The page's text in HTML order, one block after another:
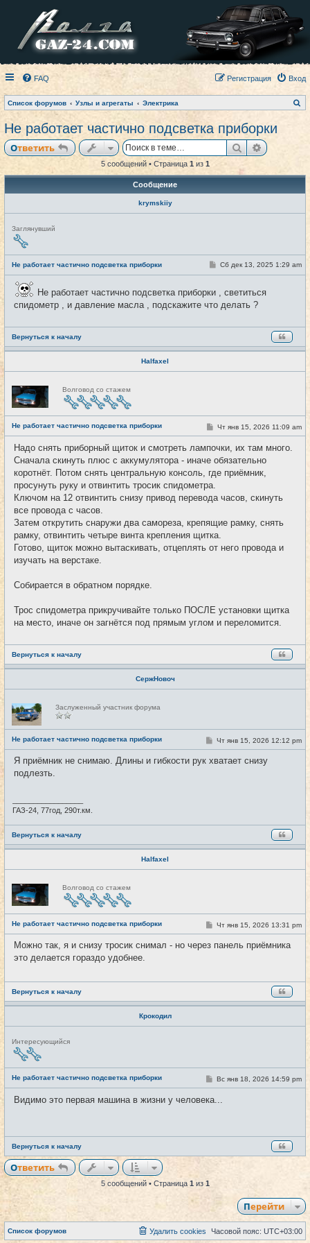
FAQ Вход
Регистрация
Список форумов Узлы и агрегаты Электрика
о
Не работает частично подсветка приборки
Ответить Поиск
5 сообщений • Страница 1из 1
Сообщение
krymskiiy
Н
е
в
т
и
Заглянувший
Не работает частично подсветка приборки #1
С
щ
е
Сб дек 13, 2025 1:29 am
Не работает частично подсветка приборки , светиться
спидометр , и давление масла , подскажите что делать ?
Вернуться к началу
Halfaxel
Н
е
в
с
е
т
и
Волговод со стажем
Не работает частично подсветка приборки #2
С
о
б
щ
н
Чт янв 15, 2026 11:09 am
Надо снять приборный щиток и смотреть лампочки, их там много.
Сначала скинуть плюс с аккумулятора - иначе обязательно
коротнёт. Потом снять центральную консоль, где приёмник,
просунуть руку и отвинтить тросик спидометра.
Ключом на 12 отвинтить снизу привод перевода часов, скинуть
все провода с часов.
Затем открутить снаружи два самореза, крепящие рамку, снять
рамку, отвинтить четыре винта крепления щитка.
Готово, щиток можно вытаскивать, отцеплять от него провода и
изучать на верстаке.
Собирается в обратном порядке.
Трос спидометра прикручивайте только ПОСЛЕ установки щитка
на место, иначе он загнётся под прямым углом и переломится.
Вернуться к началу
СержНовоч
Н
е
с
е
т
и
Заслуженный участник форума
Не работает частично подсветка приборки #3
С
о
б
Чт янв 15, 2026 12:12 pm
Я приёмник не снимаю. Длины и гибкости рук хватает снизу
подлезть.
ГАЗ-24, 77год, 290т.км.
Вернуться к началу
Halfaxel
Н
е
в
с
е
т
и
Волговод со стажем
Не работает частично подсветка приборки #4
С
о
б
и
Чт янв 15, 2026 13:31 pm
Можно так, я и снизу тросик снимал - но через панель приёмника
это делается гораздо удобнее.
Вернуться к началу
Крокодил
Н
е
т
и
Интересующийся
Не работает частично подсветка приборки #5
С
о
б
и
Вс янв 18, 2026 14:59 pm
Видимо это первая машина в жизни у человека...
Вернуться к началу
Ответить
5 сообщений • Страница 1из 1
Перейти
Список форумов Часовой пояс: UTC+03:00
Удалить cookies